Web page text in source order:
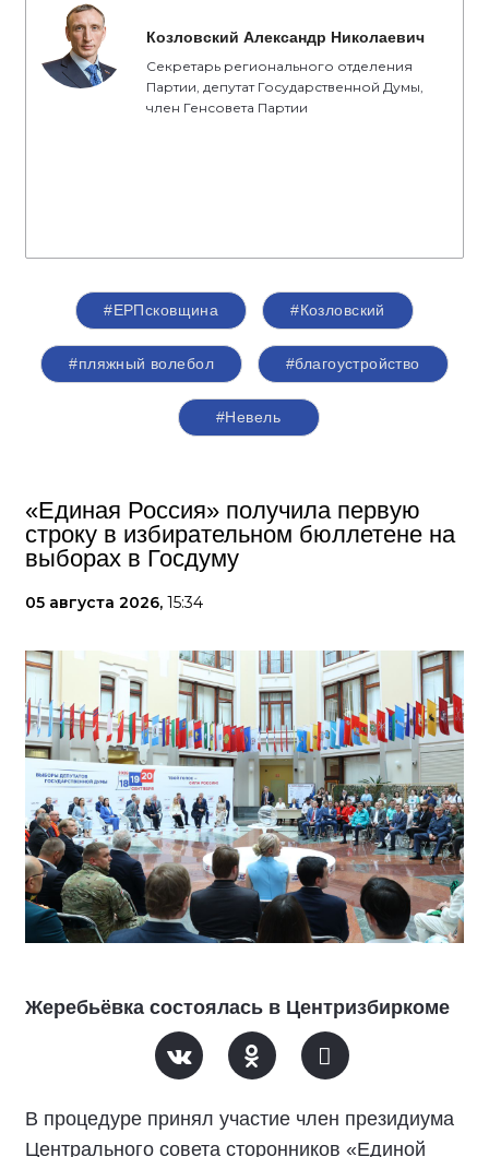
Козловский Александр Николаевич
Секретарь регионального отделения
Партии, депутат Государственной Думы,
член Генсовета Партии
#ЕРПсковщина #Козловский
#пляжный волебол #благоустройство
#Невель
«Единая Россия» получила первую
строку в избирательном бюллетене на
выборах в Госдуму
05 августа 2026, 15:34
Жеребьёвка состоялась в Центризбиркоме
В процедуре принял участие член президиума
Центрального совета сторонников «Единой